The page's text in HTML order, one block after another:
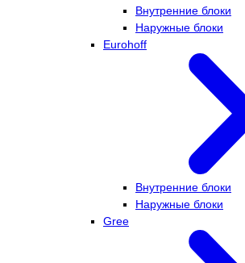
Внутренние блоки
Наружные блоки
Eurohoff
Внутренние блоки
Наружные блоки
Gree